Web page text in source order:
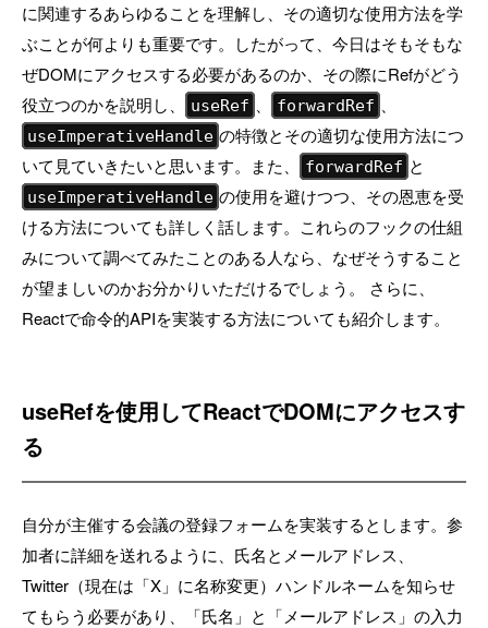
に関連するあらゆることを理解し、その適切な使用方法を学
ぶことが何よりも重要です。したがって、今日はそもそもな
ぜDOMにアクセスする必要があるのか、その際にRefがどう
役立つのかを説明し、
useRef forwardRef
useImperativeHandle の特徴とその適切な使用方法につ
いて見ていきたいと思います。また、
forwardRef と
useImperativeHandle の使用を避けつつ、その恩恵を受
ける方法についても詳しく話します。これらのフックの仕組
みについて調べてみたことのある人なら、なぜそうすること
が望ましいのかお分かりいただけるでしょう。 さらに、
Reactで命令的APIを実装する方法についても紹介します。
useRefを使用してReactでDOMにアクセスす
る
自分が主催する会議の登録フォームを実装するとします。参
加者に詳細を送れるように、氏名とメールアドレス、
Twitter（現在は「X」に名称変更）ハンドルネームを知らせ
てもらう必要があり、「氏名」と「メールアドレス」の入力